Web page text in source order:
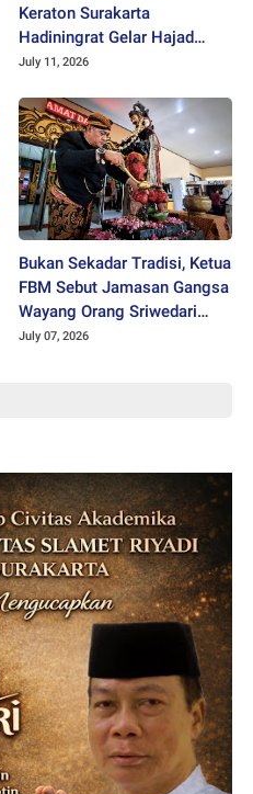
Keraton Surakarta
Hadiningrat Gelar Hajad
Dalem Wilujengan di
July 11, 2026
Bukan Sekadar Tradisi, Ketua
FBM Sebut Jamasan Gangsa
Wayang Orang Sriwedari
Wujud Penghormatan untuk
July 07, 2026